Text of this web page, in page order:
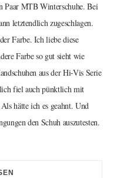
Paar MTB Winterschuhe. Bei
letztendlich zugeschlagen.
Farbe. Ich liebe diese
Farbe so gut sieht wie
aus der Hi-Vis Serie
fiel auch pünktlich mit
hätte ich es geahnt. Und
den Schuh auszutesten.